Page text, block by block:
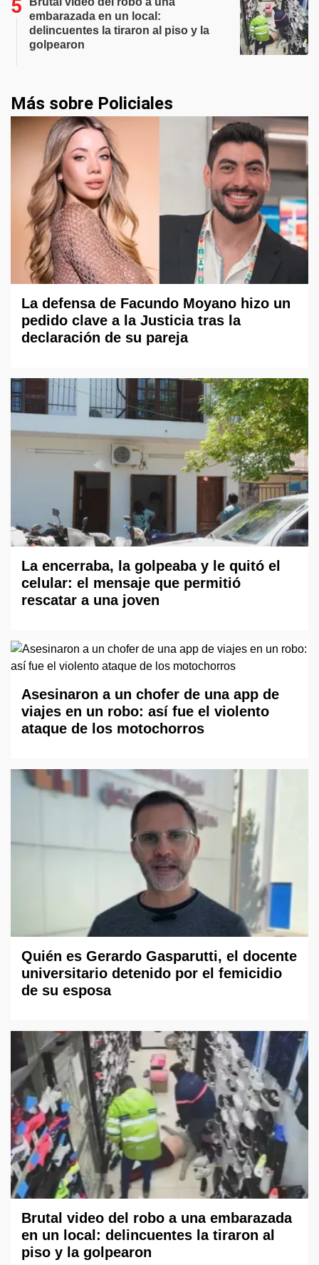
embarazada en un local:
delincuentes la tiraron al piso y la
golpearon
Más sobre Policiales
La defensa de Facundo Moyano hizo un
pedido clave a la Justicia tras la
declaración de su pareja
La encerraba, la golpeaba y le quitó el
celular: el mensaje que permitió
rescatar a una joven
Asesinaron a un chofer de una app de
viajes en un robo: así fue el violento
ataque de los motochorros
Quién es Gerardo Gasparutti, el docente
universitario detenido por el femicidio
de su esposa
Brutal video del robo a una embarazada
en un local: delincuentes la tiraron al
piso y la golpearon